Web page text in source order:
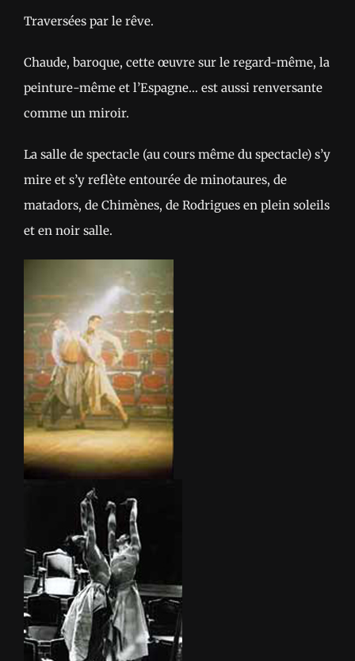
Traversées par le rêve.
Chaude, baroque, cette œuvre sur le regard-même, la
peinture-même et l’Espagne… est aussi renversante
comme un miroir.
La salle de spectacle (au cours même du spectacle) s’y
mire et s’y reflète entourée de minotaures, de
matadors, de Chimènes, de Rodrigues en plein soleils
et en noir salle.